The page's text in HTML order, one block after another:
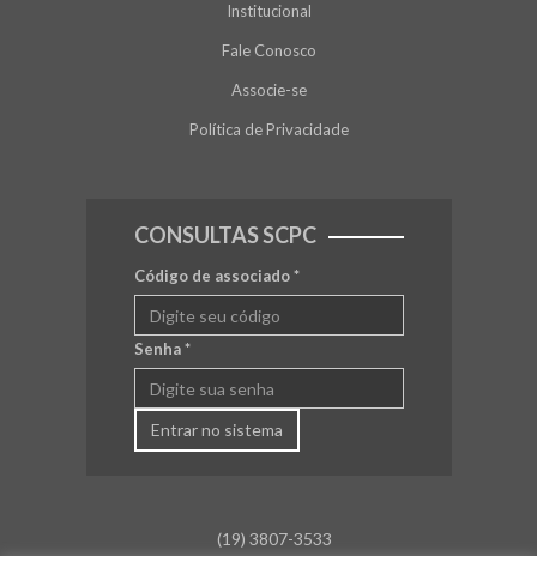
Institucional
Fale Conosco
Associe-se
Política de Privacidade
CONSULTAS SCPC
Código de associado*
Senha*
Entrar no sistema
(19) 3807-3533